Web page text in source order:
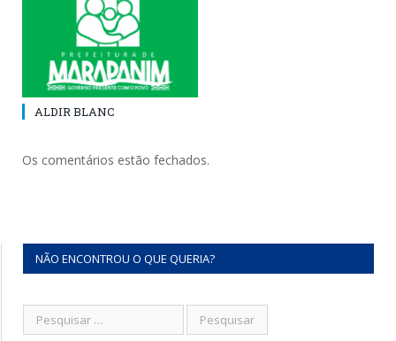
ALDIR BLANC
Os comentários estão fechados.
NÃO ENCONTROU O QUE QUERIA?